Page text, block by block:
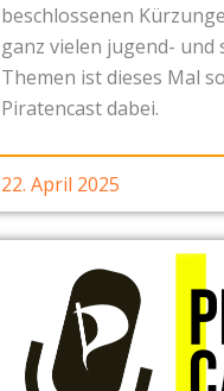
beschlossenen
ganz vielen jugend- und
Themen ist dieses Mal
Piratencast dabei.
22. April 2025